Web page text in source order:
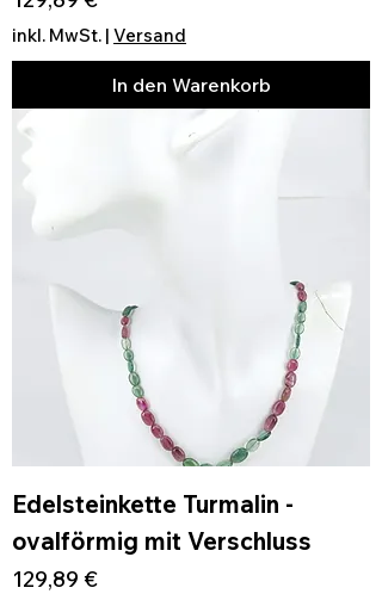
inkl. MwSt. | Versand
In den Warenkorb
Edelsteinkette Turmalin -
ovalförmig mit Verschluss
Preis
129,89 €